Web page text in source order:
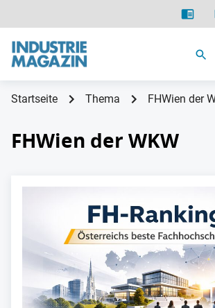
Startseite Thema FHWien der
FHWien der WKW